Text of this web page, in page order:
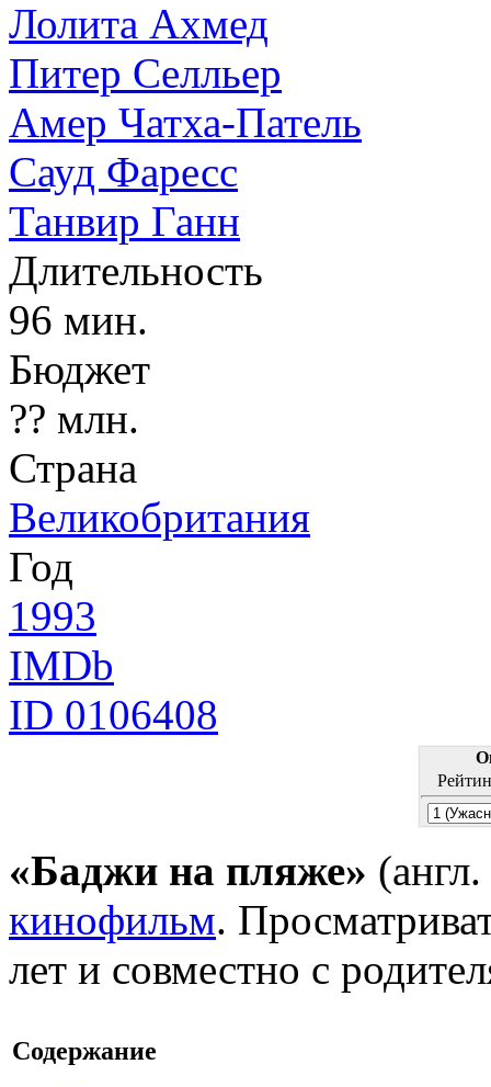
Лолита Ахмед
Питер Селльер
Амер Чатха-Патель
Сауд Фаресс
Танвир Ганн
Длительность
96 мин.
Бюджет
?? млн.
Страна
Великобритания
Год
1993
IMDb
ID 0106408
«Баджи на пляже»
кинофильм.
лет и совместно с
Содержание